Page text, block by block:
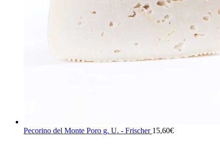
Pecorino del Monte Poro g. U. - Frischer 15,60€